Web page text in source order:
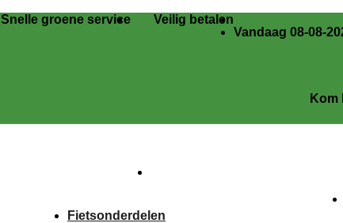
Snelle groene service
Veilig betalen
Vandaag 08-08-
Kom langs
Fietsonderdelen